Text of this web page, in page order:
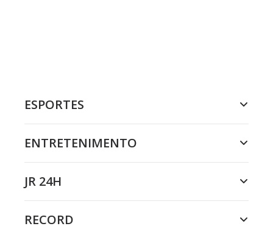
ESPORTES
ENTRETENIMENTO
JR 24H
RECORD